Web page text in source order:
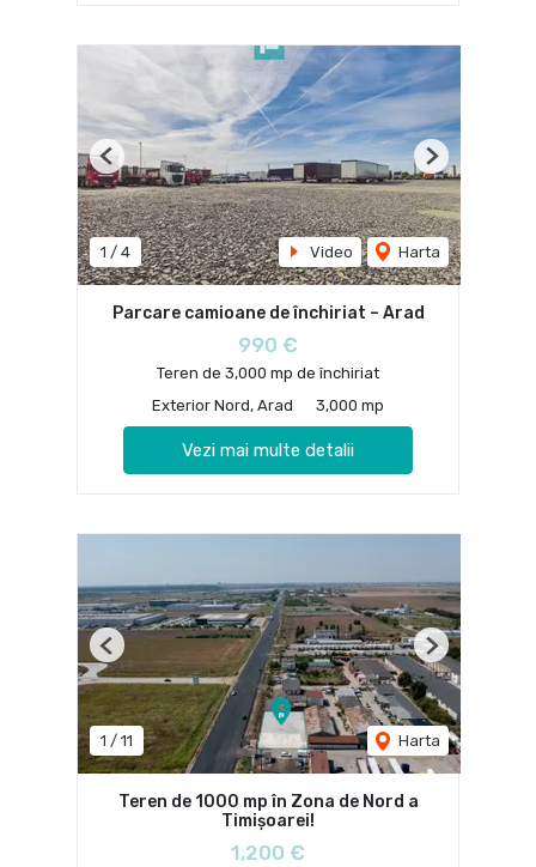
1 / 4 Video Harta
Previous Next
Parcare camioane de închiriat – Arad
990 €
Teren de 3,000 mp de închiriat
Exterior Nord, Arad
3,000 mp
Vezi mai multe detalii
1 / 11 Harta
Previous Next
Teren de 1000 mp în Zona de Nord a
Timișoarei!
1,200 €